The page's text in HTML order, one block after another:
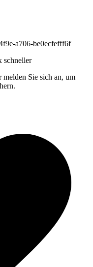
a706-be0ecfefff6f
schneller
melden Sie sich an, um